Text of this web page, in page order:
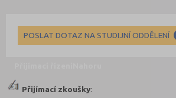
POSLAT DOTAZ NA STUDIJNÍ ODDĚLENÍ
Přijímací zkoušky: